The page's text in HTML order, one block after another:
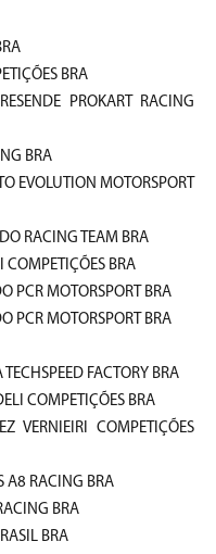
BRA
PROKART RACING
BRA
EVOLUTION MOTORSPORT
RACING TEAM BRA
COMPETIÇÕES BRA
PCR MOTORSPORT BRA
PCR MOTORSPORT BRA
FACTORY BRA
COMPETIÇÕES BRA
VERNIEIRI COMPETIÇÕES
A8 RACING BRA
BRA
BRA